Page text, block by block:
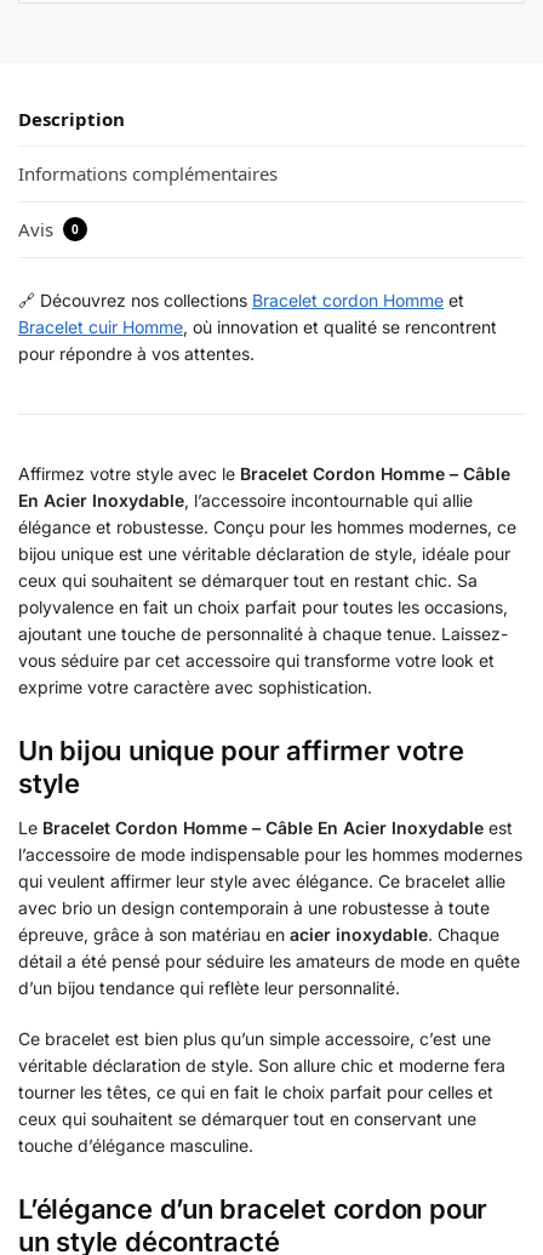
Description
Informations complémentaires
Avis 0
🔗 Découvrez nos collections Bracelet cordon Homme et
Bracelet cuir Homme, où innovation et qualité se rencontrent
pour répondre à vos attentes.
Affirmez votre style avec le Bracelet Cordon Homme – Câble
En Acier Inoxydable, l’accessoire incontournable qui allie
élégance et robustesse. Conçu pour les hommes modernes, ce
bijou unique est une véritable déclaration de style, idéale pour
ceux qui souhaitent se démarquer tout en restant chic. Sa
polyvalence en fait un choix parfait pour toutes les occasions,
ajoutant une touche de personnalité à chaque tenue. Laissez-
vous séduire par cet accessoire qui transforme votre look et
exprime votre caractère avec sophistication.
Un bijou unique pour affirmer votre
style
Le Bracelet Cordon Homme – Câble En Acier Inoxydable est
l’accessoire de mode indispensable pour les hommes modernes
qui veulent affirmer leur style avec élégance. Ce bracelet allie
avec brio un design contemporain à une robustesse à toute
épreuve, grâce à son matériau en acier inoxydable. Chaque
détail a été pensé pour séduire les amateurs de mode en quête
d’un bijou tendance qui reflète leur personnalité.
Ce bracelet est bien plus qu’un simple accessoire, c’est une
véritable déclaration de style. Son allure chic et moderne fera
tourner les têtes, ce qui en fait le choix parfait pour celles et
ceux qui souhaitent se démarquer tout en conservant une
touche d’élégance masculine.
L’élégance d’un bracelet cordon pour
un style décontracté